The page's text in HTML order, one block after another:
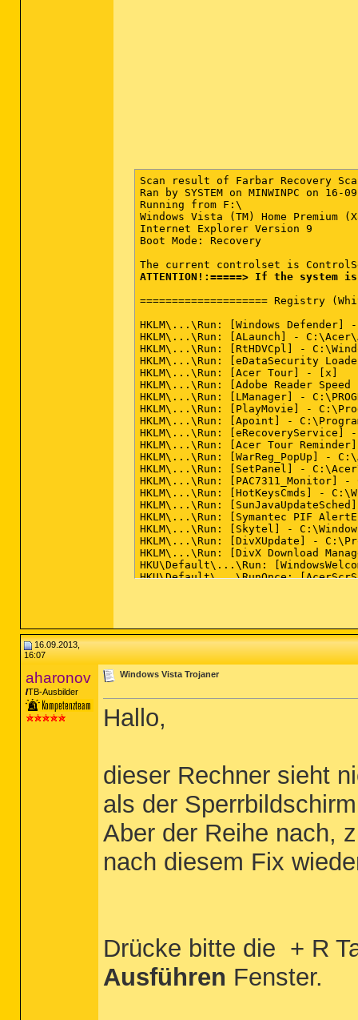
Scan result of Farbar Recovery
Ran by SYSTEM on MINWINPC on 16-
Running from F:\
Windows Vista (TM) Home Premium
Internet Explorer Version 9
Boot Mode: Recovery
ATTENTION!:=====> If the
16.09.2013,
16:07
aharonov
TB-Ausbilder
Windows Vista Trojaner
Hallo,
dieser Rechner sieht
als der
Aber der Reihe nach,
nach diesem Fix
Drücke bitte die + R
Ausführen Fenster.